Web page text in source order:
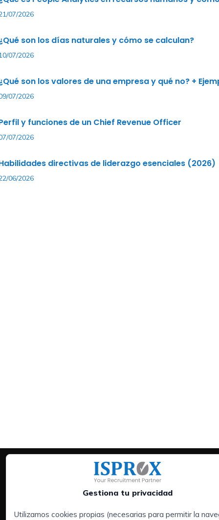
07/2026
son los días naturales y cómo se calculan?
07/2026
son los valores de una empresa y qué no? +
07/2026
y funciones de un Chief Revenue Officer
07/2026
directivas de liderazgo esenciales (2026)
06/2026
Gestiona tu privacidad
Utilizamos cookies propias (necesarias para permitir la